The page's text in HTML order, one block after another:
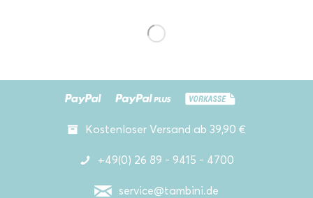
Kostenloser Versand ab 39,90 €
+49(0) 26 89 - 9415 - 4700
service@tambini.de